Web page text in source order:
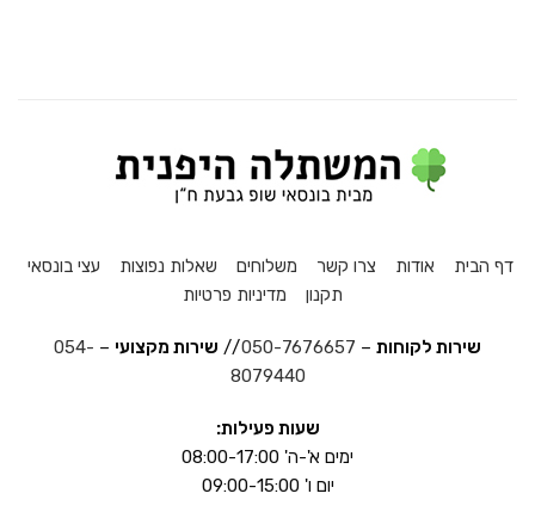
דף הבית אודות צרו קשר משלוחים שאלות נפוצות
עצי בונסאי
תקנון
מדיניות פרטיות
שירות לקוחות –
050-7676657
// שירות מקצועי –
054-
8079440
שעות פעילות:
ימים א'-ה' 08:00-17:00
יום ו' 09:00-15:00